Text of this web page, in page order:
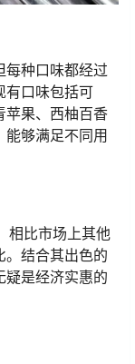
每种口味都经过
有口味包括可
苹果、西柚百香
能够满足不同用
相比市场上其他
。结合其出色的
疑是经济实惠的